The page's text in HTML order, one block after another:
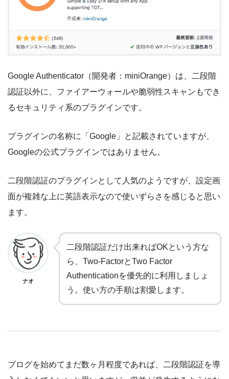
Google Authenticator（開発者：miniOrange）は、二段階
認証以外に、ファイアーウォールや脆弱性スキャンもでき
るセキュリティ系のプラグインです。
プラグインの名称に「Google」と記載されていますが、
Googleの公式プラグインではありません。
二段階認証のプラグインとして人気のようですが、設定画
面が複雑な上に英語表示なので使いずらさを感じると思い
ます。
ナオ
二段階認証だけ出来ればOKという方な
ら、Two-FactorとTwo Factor
Authenticationを優先的に利用しましょ
う。使い方の手順は割愛します。
ブログを始めてまだ数ヶ月程度であれば、二段階認証を導